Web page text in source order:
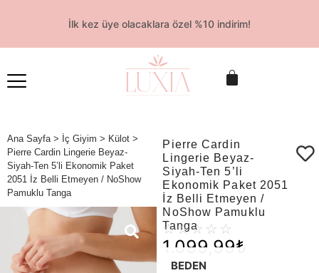
İlk kez üye olacaklara özel %10 indirim!
Ana Sayfa > İç Giyim > Külot >
Pierre Cardin Lingerie Beyaz-
Siyah-Ten 5’li Ekonomik Paket
2051 İz Belli Etmeyen / NoShow
Pamuklu Tanga
Pierre Cardin
Lingerie Beyaz-
Siyah-Ten 5’li
Ekonomik Paket 2051
İz Belli Etmeyen /
NoShow Pamuklu
Tanga
☆☆☆ ☆ ☆
1.099,99₺
BEDEN